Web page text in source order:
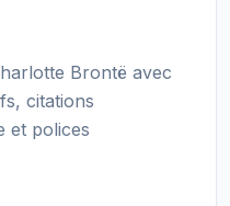
Brontë avec
citations
et polices